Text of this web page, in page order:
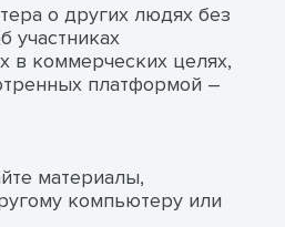
о других людях без
участниках
в коммерческих целях,
платформой –
материалы,
компьютеру или